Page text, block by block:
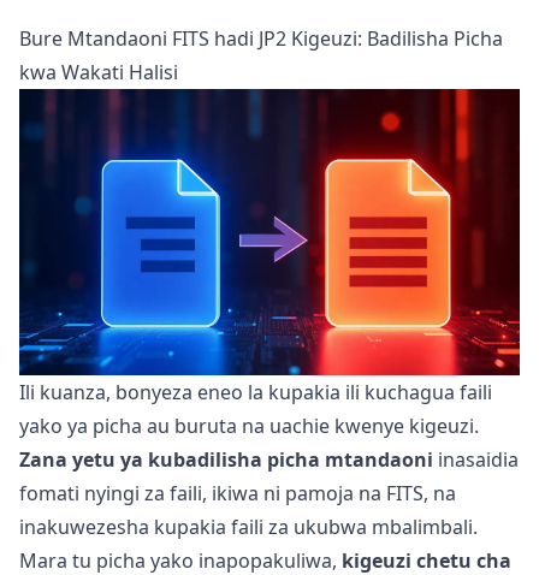
Bure Mtandaoni FITS hadi JP2 Kigeuzi: Badilisha Picha
kwa Wakati Halisi
Ili kuanza, bonyeza eneo la kupakia ili kuchagua faili
yako ya picha au buruta na uachie kwenye kigeuzi.
Zana yetu ya kubadilisha picha mtandaoni inasaidia
fomati nyingi za faili, ikiwa ni pamoja na FITS, na
inakuwezesha kupakia faili za ukubwa mbalimbali.
Mara tu picha yako inapopakuliwa, kigeuzi chetu cha